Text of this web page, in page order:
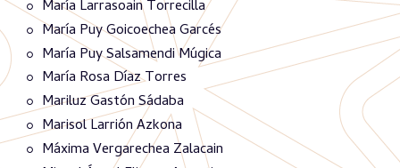
María Larrasoain Torrecilla
María Puy Goicoechea Garcés
María Puy Salsamendi Múgica
María Rosa Díaz Torres
Mariluz Gastón Sádaba
Marisol Larrión Azkona
Máxima Vergarechea Zalacain